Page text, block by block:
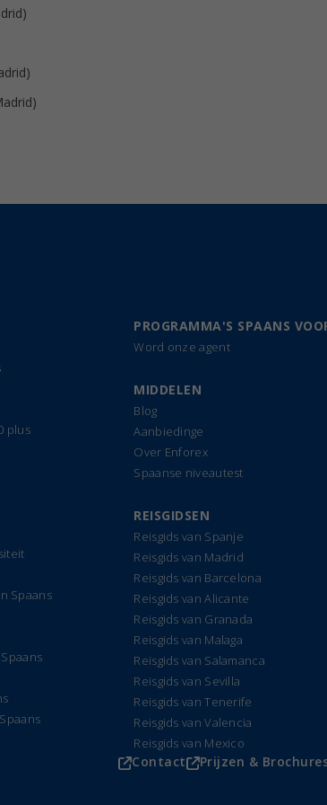
plus
Spaans
PROGRAMMA'S SPAANS
Word onze agent
MIDDELEN
Blog
Aanbiedinge
Over Enforex
Spaanse niveautest
REISGIDSEN
Reisgids van Spanje
Reisgids van Madrid
Reisgids van Barcelona
Reisgids van Alicante
Reisgids van Granada
Reisgids van Malaga
Reisgids van Salamanca
Reisgids van Sevilla
Reisgids van Tenerife
Reisgids van Valencia
Reisgids van Mexico
Contact Prijzen &